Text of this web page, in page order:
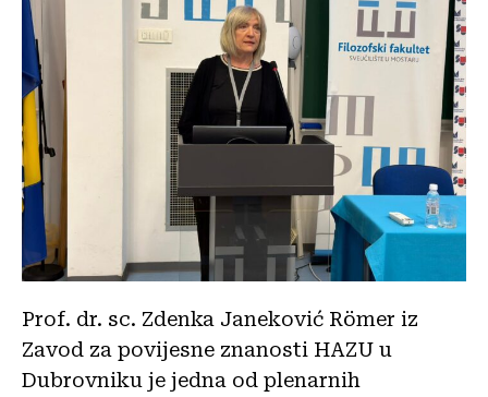
Prof. dr. sc. Zdenka Janeković Römer iz
Zavod za povijesne znanosti HAZU u
Dubrovniku je jedna od plenarnih